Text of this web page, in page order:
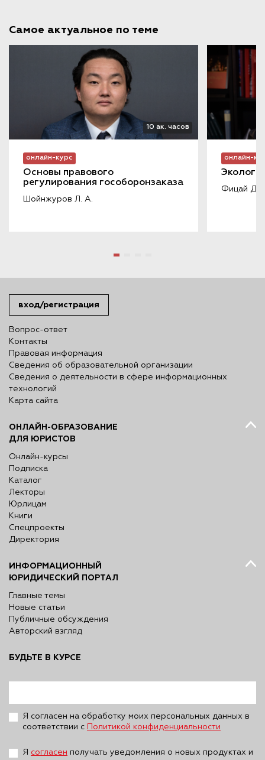
Самое актуальное по теме
10 ак. часов
онлайн-курс
Основы правового
регулирования гособоронзаказа
Шойнжуров Л. А.
онлайн-
Фицай Д.
вход/регистрация
Вопрос-ответ
Контакты
Правовая информация
Сведения об образовательной организации
Сведения о деятельности в сфере информационных
технологий
Карта сайта
ОНЛАЙН-ОБРАЗОВАНИЕ
ДЛЯ ЮРИСТОВ
Онлайн-курсы
Подписка
Каталог
Лекторы
Юрлицам
Книги
Спецпроекты
Директория
ИНФОРМАЦИОННЫЙ
ЮРИДИЧЕСКИЙ ПОРТАЛ
Главные темы
Новые статьи
Публичные обсуждения
Авторский взгляд
БУДЬТЕ В КУРСЕ
Я согласен на обработку моих персональных данных в
соответствии с Политикой конфиденциальности
Я согласен получать уведомления о новых продуктах и